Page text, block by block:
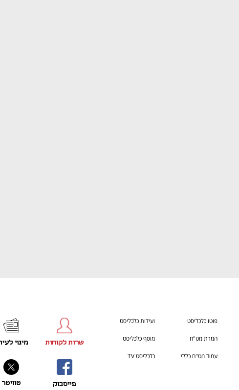
פוטו כלכליסט ועידות כלכליסט
המרת מט"ח מוסף כלכליסט
עמוד מט"ח כללי כלכליסט TV
פייסבוק
שרות לקוחות
טוויטר
מינוי